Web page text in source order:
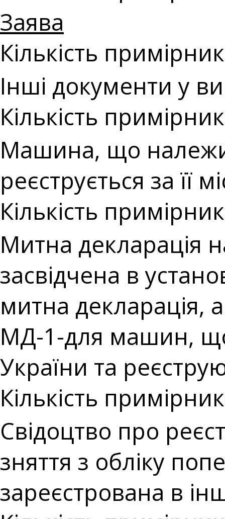
Заява
Кількість
Інші документи у
Кількість
Машина, що
реєструється за її
Кількість
Митна декларація
засвідчена в
митна декларація,
МД-1-для машин,
України та
Кількість
Свідоцтво про
зняття з обліку
зареєстрована в